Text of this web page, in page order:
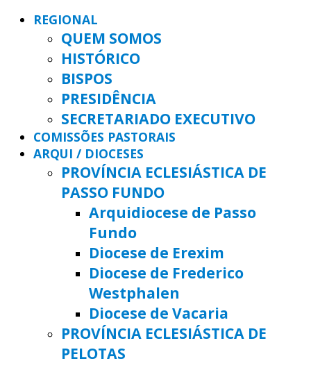
REGIONAL
QUEM SOMOS
HISTÓRICO
BISPOS
PRESIDÊNCIA
SECRETARIADO EXECUTIVO
COMISSÕES PASTORAIS
ARQUI / DIOCESES
PROVÍNCIA ECLESIÁSTICA DE
PASSO FUNDO
Arquidiocese de Passo
Fundo
Diocese de Erexim
Diocese de Frederico
Westphalen
Diocese de Vacaria
PROVÍNCIA ECLESIÁSTICA DE
PELOTAS